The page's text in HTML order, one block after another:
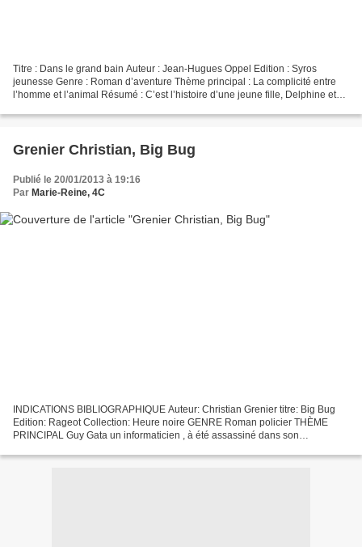
Titre : Dans le grand bain Auteur : Jean-Hugues Oppel Edition : Syros
jeunesse Genre : Roman d’aventure Thème principal : La complicité entre
l’homme et l’animal Résumé : C’est l’histoire d’une jeune fille, Delphine et
Grenier Christian, Big Bug
Publié le 20/01/2013 à 19:16
Par Marie-Reine, 4C
INDICATIONS BIBLIOGRAPHIQUE Auteur: Christian Grenier titre: Big Bug
Edition: Rageot Collection: Heure noire GENRE Roman policier THÈME
PRINCIPAL Guy Gata un informaticien , à été assassiné dans son